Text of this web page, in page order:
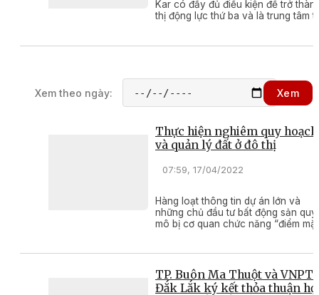
Kar có đầy đủ điều kiện để trở
thị động lực thứ ba và là trung tâm
Xem theo ngày: Xem
Thực hiện nghiêm quy hoạch
và quản lý đất ở đô thị
07:59, 17/04/2022
Hàng loạt thông tin dự án lớn và
những chủ đầu tư bất động sản quy
mô bị cơ quan chức năng “điểm mặt
Qua đó, yêu cầu lập nghiêm lại quy
hoạch đất ở đô thị đã được đặt ra,
với những đô thị đang trên đà định
hình phát triển như TP. Buôn Ma
TP. Buôn Ma Thuột và VNPT
Đắk Lắk ký kết thỏa thuận